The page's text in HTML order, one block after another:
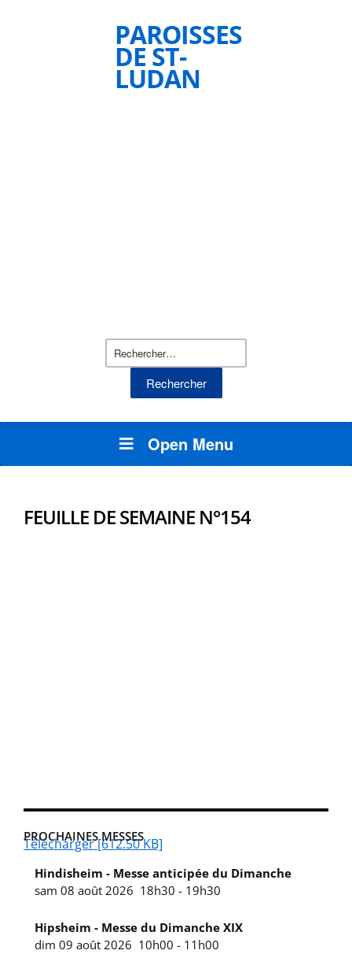
PAROISSES
DE ST-
LUDAN
Rechercher :
Open Menu
PROCHAINES MESSES
Hindisheim - Messe anticipée du Dimanche
sam 08 août 2026 18h30 - 19h30
Hipsheim - Messe du Dimanche XIX
dim 09 août 2026 10h00 - 11h00
FEUILLE DE SEMAINE N°154
Télécharger [612.50 KB]